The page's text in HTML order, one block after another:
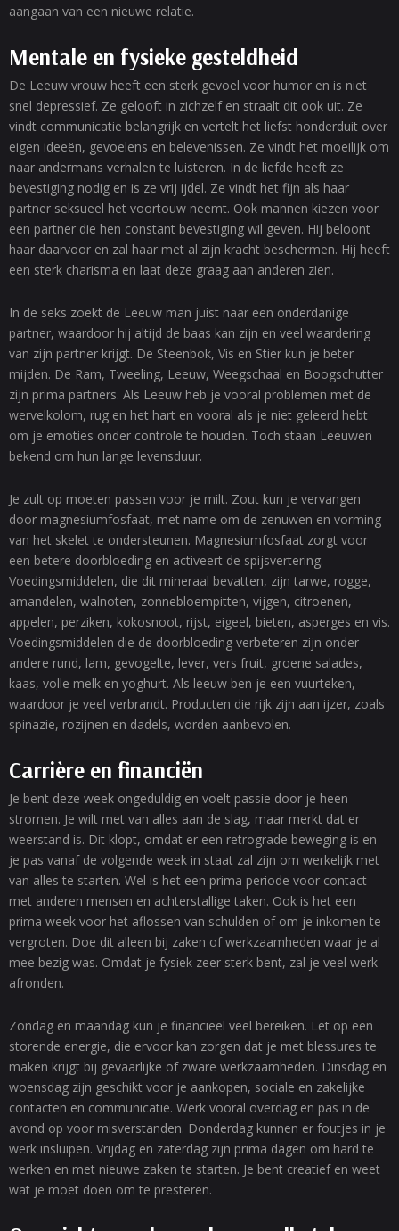
aangaan van een nieuwe relatie.
Mentale en fysieke gesteldheid
De Leeuw vrouw heeft een sterk gevoel voor humor en is niet
snel depressief. Ze gelooft in zichzelf en straalt dit ook uit. Ze
vindt communicatie belangrijk en vertelt het liefst honderduit over
eigen ideeën, gevoelens en belevenissen. Ze vindt het moeilijk om
naar andermans verhalen te luisteren. In de liefde heeft ze
bevestiging nodig en is ze vrij ijdel. Ze vindt het fijn als haar
partner seksueel het voortouw neemt. Ook mannen kiezen voor
een partner die hen constant bevestiging wil geven. Hij beloont
haar daarvoor en zal haar met al zijn kracht beschermen. Hij heeft
een sterk charisma en laat deze graag aan anderen zien.
In de seks zoekt de Leeuw man juist naar een onderdanige
partner, waardoor hij altijd de baas kan zijn en veel waardering
van zijn partner krijgt. De Steenbok, Vis en Stier kun je beter
mijden. De Ram, Tweeling, Leeuw, Weegschaal en Boogschutter
zijn prima partners. Als Leeuw heb je vooral problemen met de
wervelkolom, rug en het hart en vooral als je niet geleerd hebt
om je emoties onder controle te houden. Toch staan Leeuwen
bekend om hun lange levensduur.
Je zult op moeten passen voor je milt. Zout kun je vervangen
door magnesiumfosfaat, met name om de zenuwen en vorming
van het skelet te ondersteunen. Magnesiumfosfaat zorgt voor
een betere doorbloeding en activeert de spijsvertering.
Voedingsmiddelen, die dit mineraal bevatten, zijn tarwe, rogge,
amandelen, walnoten, zonnebloempitten, vijgen, citroenen,
appelen, perziken, kokosnoot, rijst, eigeel, bieten, asperges en vis.
Voedingsmiddelen die de doorbloeding verbeteren zijn onder
andere rund, lam, gevogelte, lever, vers fruit, groene salades,
kaas, volle melk en yoghurt. Als leeuw ben je een vuurteken,
waardoor je veel verbrandt. Producten die rijk zijn aan ijzer, zoals
spinazie, rozijnen en dadels, worden aanbevolen.
Carrière en financiën
Je bent deze week ongeduldig en voelt passie door je heen
stromen. Je wilt met van alles aan de slag, maar merkt dat er
weerstand is. Dit klopt, omdat er een retrograde beweging is en
je pas vanaf de volgende week in staat zal zijn om werkelijk met
van alles te starten. Wel is het een prima periode voor contact
met anderen mensen en achterstallige taken. Ook is het een
prima week voor het aflossen van schulden of om je inkomen te
vergroten. Doe dit alleen bij zaken of werkzaamheden waar je al
mee bezig was. Omdat je fysiek zeer sterk bent, zal je veel werk
afronden.
Zondag en maandag kun je financieel veel bereiken. Let op een
storende energie, die ervoor kan zorgen dat je met blessures te
maken krijgt bij gevaarlijke of zware werkzaamheden. Dinsdag en
woensdag zijn geschikt voor je aankopen, sociale en zakelijke
contacten en communicatie. Werk vooral overdag en pas in de
avond op voor misverstanden. Donderdag kunnen er foutjes in je
werk insluipen. Vrijdag en zaterdag zijn prima dagen om hard te
werken en met nieuwe zaken te starten. Je bent creatief en weet
wat je moet doen om te presteren.